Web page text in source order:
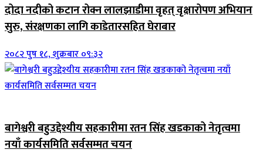
दोदा नदीको कटान रोक्न लालझाडीमा वृहत् वृक्षारोपण अभियान
सुरु, संरक्षणका लागि काडेतारसहित घेराबार
२०८२ पुष १८, शुक्रबार ०९:३२
बागेश्वरी बहुउद्देश्यीय सहकारीमा रतन सिंह खडकाको नेतृत्वमा
नयाँ कार्यसमिति सर्वसम्मत चयन